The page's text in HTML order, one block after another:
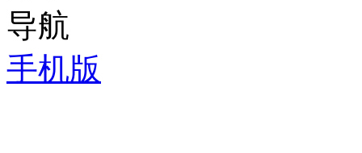
导航
手机版